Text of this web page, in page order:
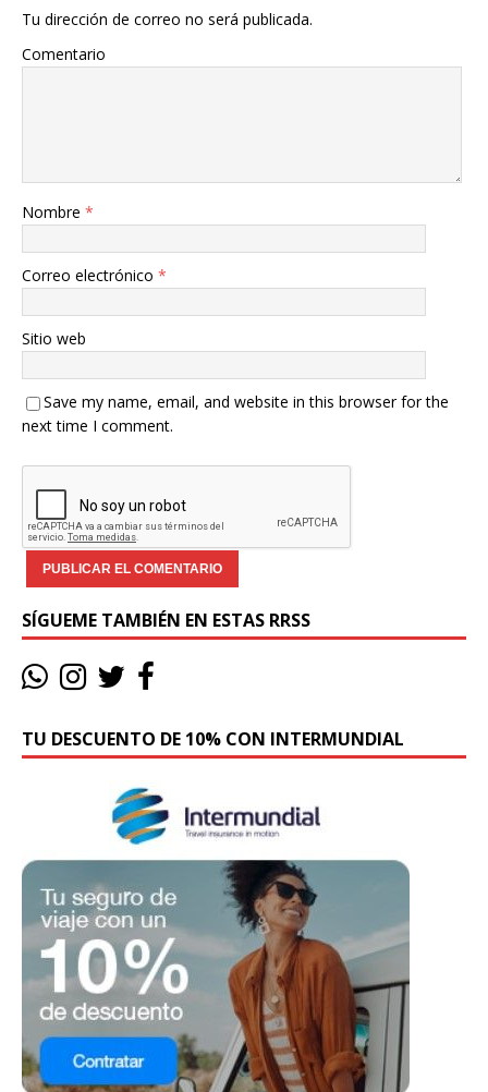
Tu dirección de correo no será publicada.
Comentario
Nombre *
Correo electrónico *
Sitio web
Save my name, email, and website in this browser for the
next time I comment.
SÍGUEME TAMBIÉN EN ESTAS RRSS
TU DESCUENTO DE 10% CON INTERMUNDIAL